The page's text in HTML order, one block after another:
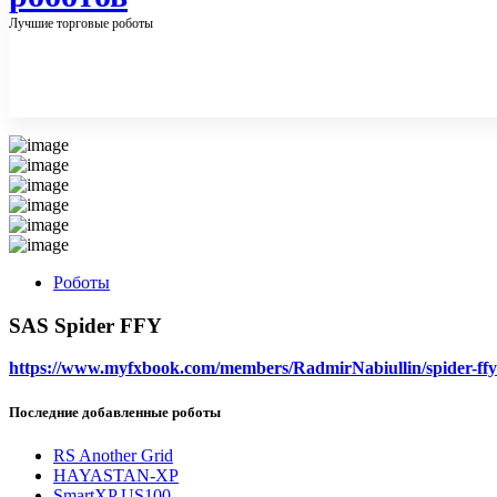
Лучшие торговые роботы
Роботы
SAS Spider FFY
https://www.myfxbook.com/members/RadmirNabiullin/spider-
Последние добавленные роботы
RS Another Grid
HAYASTAN-XP